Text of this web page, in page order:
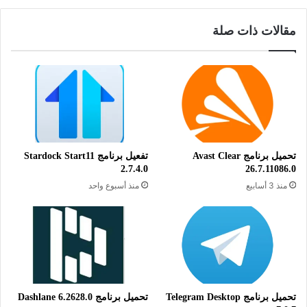
المحمولة مثل الفلاش ديسك وبطاقات الذاكرة. يتميز البرنامج
بواجهة مستخدم بسيطة تتيح لك استرجاع الملفات المفقودة بسرعة
وكفاءة. نظرًا لدعمه لنظام ويندوز، فهو متاح ومناسب لمعظم
المستخدمين. يمكنك تنزيل النسخة المجانية من البرنامج بسهولة عبر
الرابط أدناه، ثم الضغط على زر التحميل وتنصيب البرنامج على جهاز
الكمبيوتر الخاص بك. هذا الإصدار الأحدث يضمن لك الحصول على
التحديثات اللازمة والاستمتاع بأفضل أداء في استعادة الملفات مجانًا.
الميزات الرئيسية للبرنامج:
* واجهة مستخدم سهلة وبسيطة تضمن تجربة استخدام مريحة.
* استعادة متنوعة لأنواع الملفات مثل الصور، الفيديوهات،
المستندات، الملفات الصوتية، البرامج والمزيد.
* سرعة فائقة في البحث عن الملفات المحذوفة واستعادتها لتوفير
الوقت والجهد.
FAT، exFAT وغيرها.
مقالات ذات صلة
تحميل برنامج Avast Clear
26.7.11086.0
منذ 3 أسابيع
تفعيل برنامج Stardock Start11
2.7.4.0
منذ أسبوع واحد
تحميل برنامج Telegram Desktop
تحميل برنامج Dashlane 6.2628.0